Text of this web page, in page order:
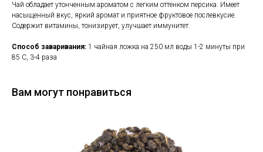
Чай обладает утонченным ароматом с легким оттенком персика. Имеет
насыщенный вкус, яркий аромат и приятное фруктовое послевкусие.
Содержит витамины, тонизирует, улучшает иммунитет.
Способ заваривания: 1 чайная ложка на 250 мл воды 1-2 минуты при
85 С, 3-4 раза
Вам могут понравиться